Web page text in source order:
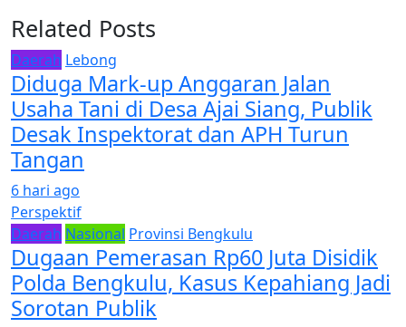
Related Posts
Daerah Lebong
Diduga Mark-up Anggaran Jalan
Usaha Tani di Desa Ajai Siang, Publik
Desak Inspektorat dan APH Turun
Tangan
6 hari ago
Perspektif
Daerah Nasional Provinsi Bengkulu
Dugaan Pemerasan Rp60 Juta Disidik
Polda Bengkulu, Kasus Kepahiang Jadi
Sorotan Publik